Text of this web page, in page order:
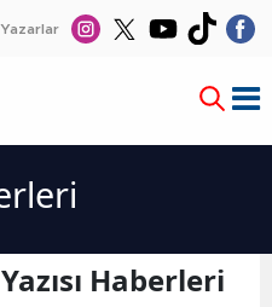
Yazarlar
Haberleri